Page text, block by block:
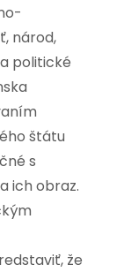
národ,
politické
štátu
s
ich obraz.
že